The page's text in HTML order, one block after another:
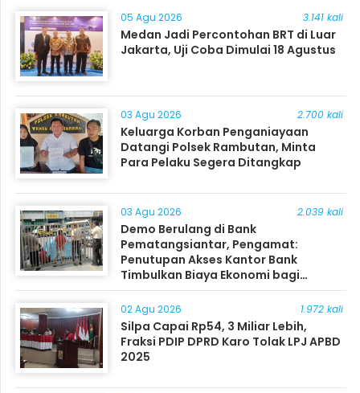
05 Agu 2026 3.141 kali
Medan Jadi Percontohan BRT di Luar
Jakarta, Uji Coba Dimulai 18 Agustus
03 Agu 2026 2.700 kali
Keluarga Korban Penganiayaan
Datangi Polsek Rambutan, Minta
Para Pelaku Segera Ditangkap
03 Agu 2026 2.039 kali
Demo Berulang di Bank
Pematangsiantar, Pengamat:
Penutupan Akses Kantor Bank
Timbulkan Biaya Ekonomi bagi
Masyarakat
02 Agu 2026 1.972 kali
Silpa Capai Rp54, 3 Miliar Lebih,
Fraksi PDIP DPRD Karo Tolak LPJ APBD
2025